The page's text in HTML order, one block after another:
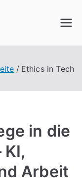
Ethics in Tech
in die
Arbeit